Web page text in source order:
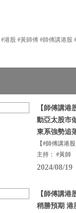
股 #黃師傅 #師傅講港股
【師傅講
動亞太股市
東系強勢追
【#師傅講港
主持： #黃師
2024/08/19
【師傅講
稍勝預期 港